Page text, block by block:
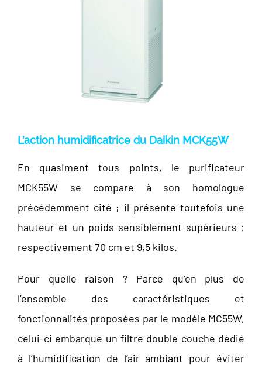
L’action humidificatrice du Daikin MCK55W
En quasiment tous points, le purificateur
MCK55W se compare à son homologue
précédemment cité ; il présente toutefois une
hauteur et un poids sensiblement supérieurs :
respectivement 70 cm et 9,5 kilos.
Pour quelle raison ? Parce qu’en plus de
l’ensemble des caractéristiques et
fonctionnalités proposées par le modèle MC55W,
celui-ci embarque un filtre double couche dédié
à l’humidification de l’air ambiant pour éviter